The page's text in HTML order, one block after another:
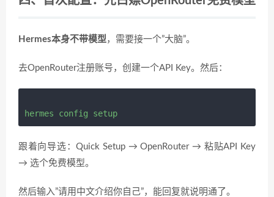
Hermes本身不带模型，需要接一个”大脑”。
去OpenRouter注册账号，创建一个API Key。然后：
跟着向导选：Quick Setup → OpenRouter → 粘贴API Key
→ 选个免费模型。
然后输入”请用中文介绍你自己”，能回复就说明通了。